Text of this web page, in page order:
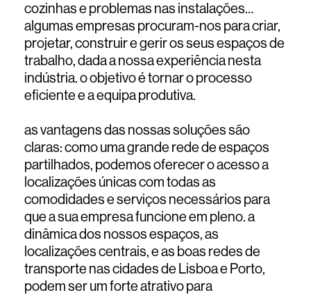
cozinhas e problemas nas instalações…
algumas empresas procuram-nos para criar,
projetar, construir e gerir os seus espaços de
trabalho, dada a nossa experiência nesta
indústria. o objetivo é tornar o processo
eficiente e a equipa produtiva.
as vantagens das nossas soluções são
claras: como uma grande rede de espaços
partilhados, podemos oferecer o acesso a
localizações únicas com todas as
comodidades e serviços necessários para
que a sua empresa funcione em pleno. a
dinâmica dos nossos espaços, as
localizações centrais, e as boas redes de
transporte nas cidades de Lisboa e Porto,
podem ser um forte atrativo para